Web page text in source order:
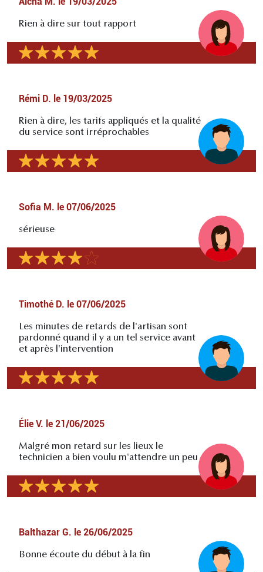
Rien à dire sur tout rapport
Rémi D. le 19/03/2025
Rien à dire, les tarifs appliqués et la qualité
du service sont irréprochables
Sofia M. le 07/06/2025
sérieuse
Timothé D. le 07/06/2025
Les minutes de retards de l'artisan sont
pardonné quand il y a un tel service avant
et après l'intervention
Élie V. le 21/06/2025
Malgré mon retard sur les lieux le
technicien a bien voulu m'attendre un peu
Balthazar G. le 26/06/2025
Bonne écoute du début à la fin